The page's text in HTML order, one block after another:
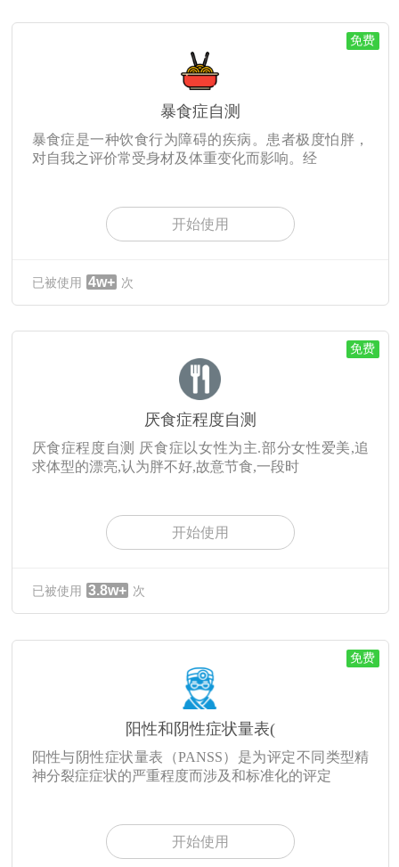
免费
暴食症自测
暴食症是一种饮食行为障碍的疾病。患者极度怕胖，
对自我之评价常受身材及体重变化而影响。经
开始使用
已被使用 4w+ 次
免费
厌食症程度自测
厌食症程度自测 厌食症以女性为主.部分女性爱美,追
求体型的漂亮,认为胖不好,故意节食,一段时
开始使用
已被使用 3.8w+ 次
免费
阳性和阴性症状量表(
阳性与阴性症状量表（PANSS）是为评定不同类型精
神分裂症症状的严重程度而涉及和标准化的评定
开始使用